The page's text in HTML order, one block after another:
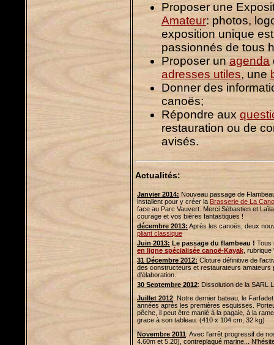
Proposer une
Amateur: photos,
exposition unique
passionnés de tous
Proposer un agenda
adresses utiles, une
Donner des
canoës;
Répondre aux
restauration ou de
avisés.
Actualités:
Janvier 2014: Nouveau passage de
installent pour y créer la Brasserie de La
face au Parc Vauvert. Merci Sébastien et
courage et vos bières fantastiques !
décembre 2013: Après les canoës, deux
pliant classique
Juin 2013: Le passage du flambeau ! Tous
en ligne spécialisée canoë-Kayak ,
31 Décembre 2012: Cloture définitive de
des constructeurs et restaurateurs amateurs
d'élaboration.
30 Septembre 2012: Dissolution de la SARL
Juillet 2012: Notre dernier bateau, le
années après les premières esquisses.
pêche, il peut être manié à la pagaie, à la
grace à son tableau. (410 x 104 cm, 32 kg)
Novembre 2011: Avec l'arrêt progressif de
4.60m et 5.20), contreplaqué marine...